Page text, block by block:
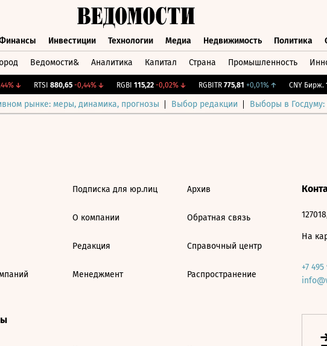
Инвестиции Технологии Медиа Недвижимость Политика
Ведомости& Аналитика Капитал Страна Промышленность
↓ RTSI 880,65 -0,44%↓ RGBI 115,22 -0,02%↓ RGBITR 775,81 +0,01%↑ CNY Бирж.
рынке: меры, динамика, прогнозы Выбор редакции Выборы в
Подписка для юр.лиц
О компании
Редакция
Менеджмент
Архив
Обратная связь
Справочный центр
Распространение
На
+7